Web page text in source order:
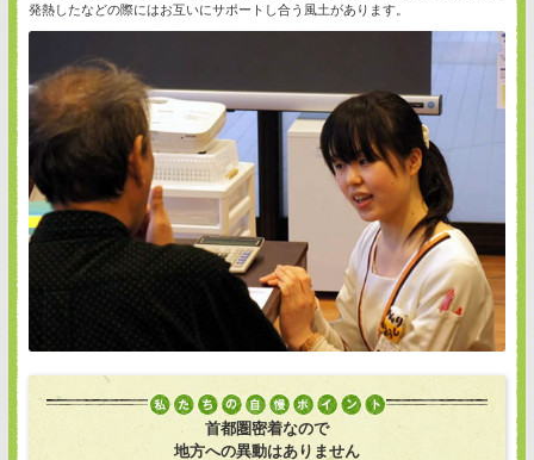
発熱したなどの際にはお互いにサポートし合う風土があります。
首都圏密着なので
地方への異動はありません